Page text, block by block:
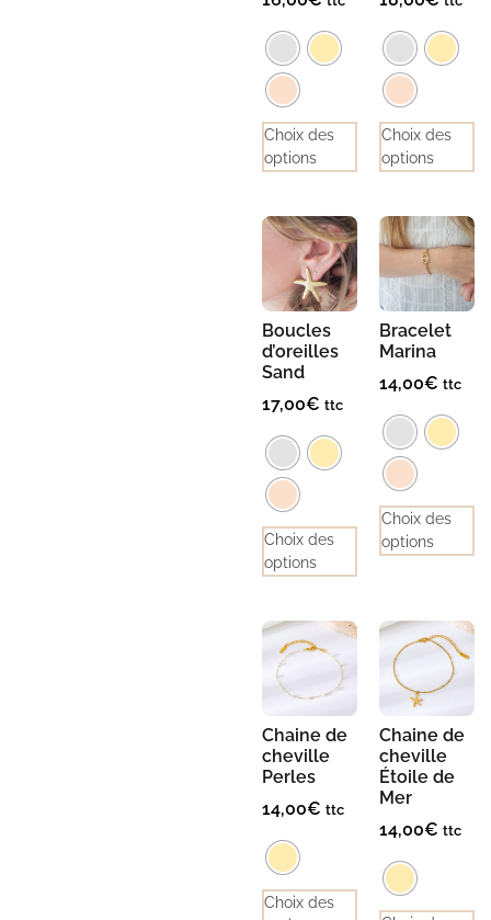
Choix des
options
Choix des
options
Boucles
d’oreilles
Sand
17,00€ ttc
Choix des
options
Bracelet
Marina
14,00€ ttc
Choix des
options
Chaine de
cheville
Perles
14,00€ ttc
Choix des
Chaine de
cheville
Étoile de
Mer
14,00€ ttc